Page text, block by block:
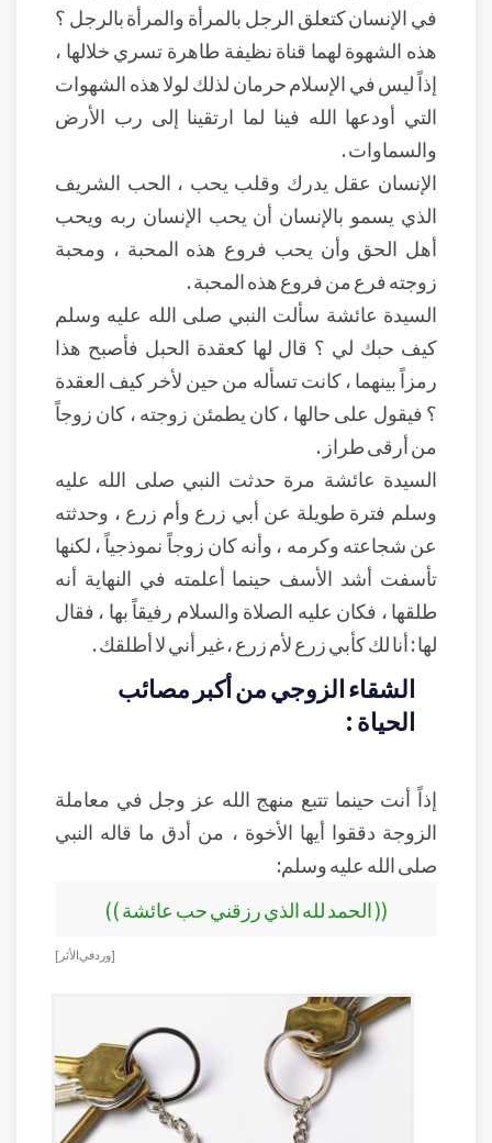
في الإنسان كتعلق الرجل بالمرأة والمرأة بالرجل ؟
هذه الشهوة لهما قناة نظيفة طاهرة تسري خلالها ،
إذاً ليس في الإسلام حرمان لذلك لولا هذه الشهوات
التي أودعها الله فينا لما ارتقينا إلى رب الأرض
والسماوات .
الإنسان عقل يدرك وقلب يحب ، الحب الشريف
الذي يسمو بالإنسان أن يحب الإنسان ربه ويحب
أهل الحق وأن يحب فروع هذه المحبة ، ومحبة
زوجته فرع من فروع هذه المحبة .
السيدة عائشة سألت النبي صلى الله عليه وسلم
كيف حبك لي ؟ قال لها كعقدة الحبل فأصبح هذا
رمزاً بينهما ، كانت تسأله من حين لأخر كيف العقدة
؟ فيقول على حالها ، كان يطمئن زوجته ، كان زوجاً
من أرقى طراز .
السيدة عائشة مرة حدثت النبي صلى الله عليه
وسلم فترة طويلة عن أبي زرع وأم زرع ، وحدثته
عن شجاعته وكرمه ، وأنه كان زوجاً نموذجياً ، لكنها
تأسفت أشد الأسف حينما أعلمته في النهاية أنه
طلقها ، فكان عليه الصلاة والسلام رفيقاً بها ، فقال
لها : أنا لك كأبي زرع لأم زرع ، غير أني لا أطلقك .
الشقاء الزوجي من أكبر مصائب
الحياة :
إذاً أنت حينما تتبع منهج الله عز وجل في معاملة
الزوجة دققوا أيها الأخوة ، من أدق ما قاله النبي
صلى الله عليه وسلم:
(( الحمد لله الذي رزقني حب عائشة ))
[ ورد في الأثر ]